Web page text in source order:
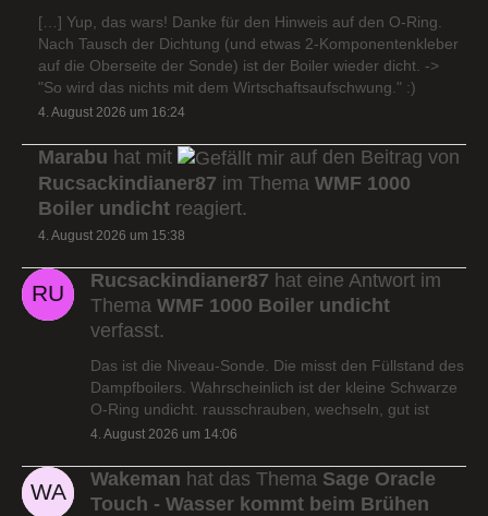
[…] Yup, das wars! Danke für den Hinweis auf den O-Ring.
Nach Tausch der Dichtung (und etwas 2-Komponentenkleber
auf die Oberseite der Sonde) ist der Boiler wieder dicht. ->
"So wird das nichts mit dem Wirtschaftsaufschwung." :)
4. August 2026 um 16:24
Marabu hat mit
auf den Beitrag von
Rucsackindianer87 im Thema WMF 1000
Boiler undicht reagiert.
4. August 2026 um 15:38
Rucsackindianer87 hat eine Antwort im
Thema WMF 1000 Boiler undicht
verfasst.
Das ist die Niveau-Sonde. Die misst den Füllstand des
Dampfboilers. Wahrscheinlich ist der kleine Schwarze
O-Ring undicht. rausschrauben, wechseln, gut ist
4. August 2026 um 14:06
Wakeman hat das Thema Sage Oracle
Touch - Wasser kommt beim Brühen